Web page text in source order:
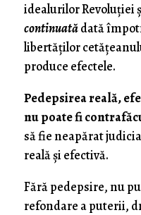
idealurilor Revoluţiei
continuatădată
libertăţilor
produce efectele.
Pedepsirea reală,
nu poate fi
să fie neapărat
reală şi efectivă.
Fără pedepsire, nu
refondare a puterii,